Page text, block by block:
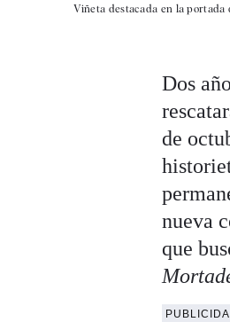
Viñeta destacada en la portada
Dos
de
nueva
que